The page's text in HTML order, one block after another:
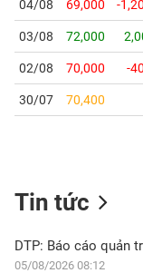
04/08 69,000 -
03/08 72,000
02/08 70,000 -
30/07 70,400
Tin tức
DTP: Báo cáo quản
05/08/2026 08:12
PHÂN
TÍCH